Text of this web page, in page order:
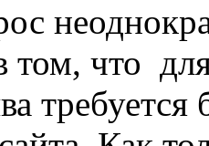
том, что